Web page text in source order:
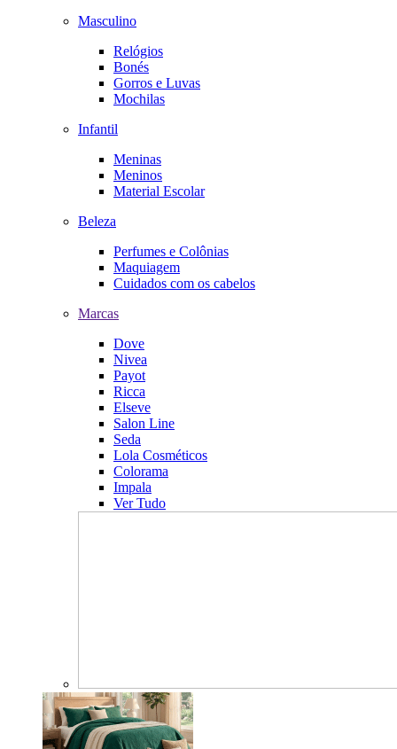
Masculino
Relógios
Bonés
Gorros e Luvas
Mochilas
Infantil
Meninas
Meninos
Material Escolar
Beleza
Perfumes e Colônias
Maquiagem
Cuidados com os cabelos
Marcas
Dove
Nivea
Payot
Ricca
Elseve
Salon Line
Seda
Lola Cosméticos
Colorama
Impala
Ver Tudo